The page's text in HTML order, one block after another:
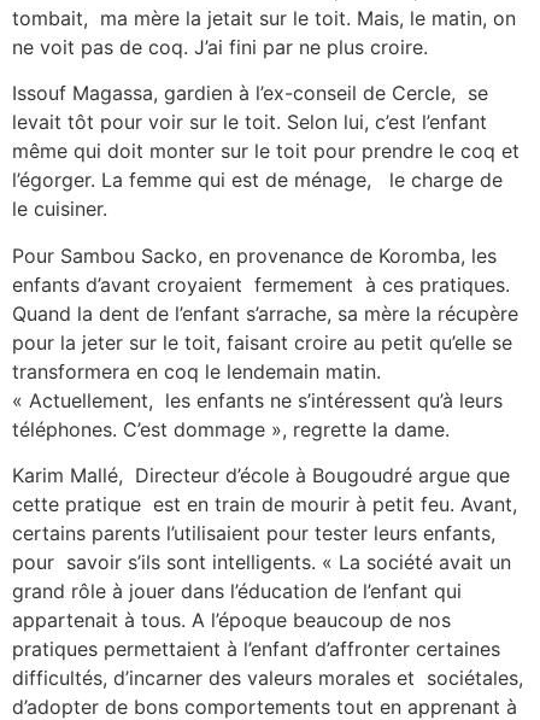
tombait, ma mère la jetait sur le toit. Mais, le matin, on
ne voit pas de coq. J’ai fini par ne plus croire.
Issouf Magassa, gardien à l’ex-conseil de Cercle, se
levait tôt pour voir sur le toit. Selon lui, c’est l’enfant
même qui doit monter sur le toit pour prendre le coq et
l’égorger. La femme qui est de ménage, le charge de
le cuisiner.
Pour Sambou Sacko, en provenance de Koromba, les
enfants d’avant croyaient fermement à ces pratiques.
Quand la dent de l’enfant s’arrache, sa mère la récupère
pour la jeter sur le toit, faisant croire au petit qu’elle se
transformera en coq le lendemain matin.
« Actuellement, les enfants ne s’intéressent qu’à leurs
téléphones. C’est dommage », regrette la dame.
Karim Mallé, Directeur d’école à Bougoudré argue que
cette pratique est en train de mourir à petit feu. Avant,
certains parents l’utilisaient pour tester leurs enfants,
pour savoir s’ils sont intelligents. « La société avait un
grand rôle à jouer dans l’éducation de l’enfant qui
appartenait à tous. A l’époque beaucoup de nos
pratiques permettaient à l’enfant d’affronter certaines
difficultés, d’incarner des valeurs morales et sociétales,
d’adopter de bons comportements tout en apprenant à